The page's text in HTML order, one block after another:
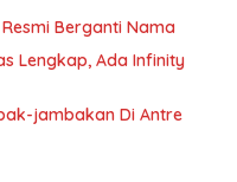
Berganti Nama
Lengkap, Ada Infinity
jambakan Di Antre